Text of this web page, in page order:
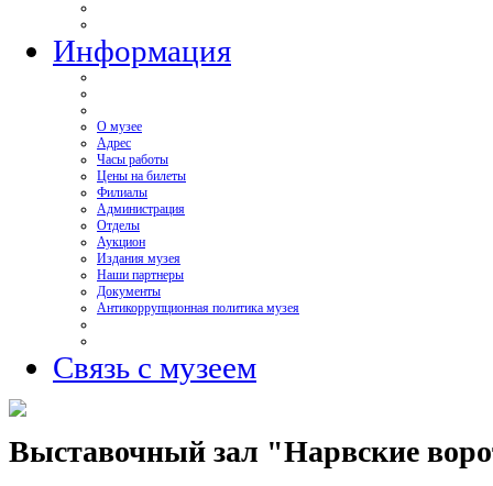
Информация
О музее
Адрес
Часы работы
Цены на билеты
Филиалы
Администрация
Отделы
Аукцион
Издания музея
Наши партнеры
Документы
Антикоррупционная политика музея
Связь с музеем
Выставочный зал "Нарвские